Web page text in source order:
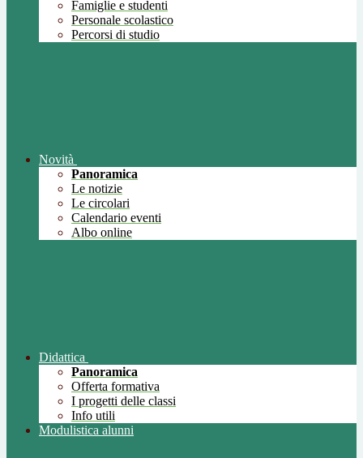
Famiglie e studenti
Personale scolastico
Percorsi di studio
Novità
Panoramica
Le notizie
Le circolari
Calendario eventi
Albo online
Didattica
Panoramica
Offerta formativa
I progetti delle classi
Info utili
Modulistica alunni